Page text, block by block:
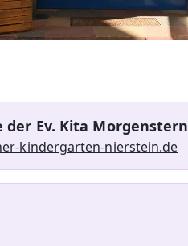
der Ev. Kita Morgenstern
kindergarten-nierstein.de